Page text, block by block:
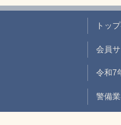
トッ
会員サ
令和7
警備